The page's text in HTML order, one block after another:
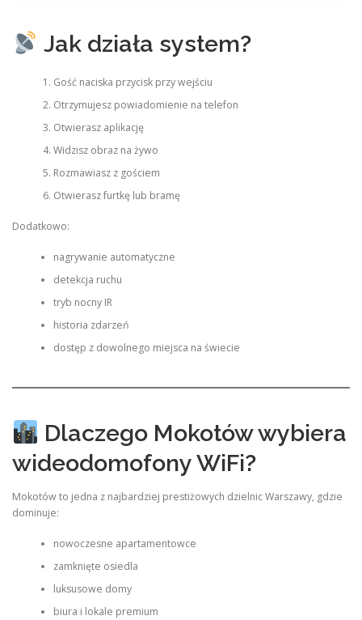
Jak działa system?
Gość naciska przycisk przy wejściu
Otrzymujesz powiadomienie na telefon
Otwierasz aplikację
Widzisz obraz na żywo
Rozmawiasz z gościem
Otwierasz furtkę lub bramę
Dodatkowo:
nagrywanie automatyczne
detekcja ruchu
tryb nocny IR
historia zdarzeń
dostęp z dowolnego miejsca na świecie
Dlaczego Mokotów wybiera
wideodomofony WiFi?
Mokotów to jedna z najbardziej prestiżowych dzielnic Warszawy, gdzie
dominuje:
nowoczesne apartamentowce
zamknięte osiedla
luksusowe domy
biura i lokale premium